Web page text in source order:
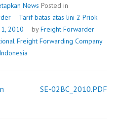
LINI
2
PRIOK
DITETAPKAN
News Posted in
Tarif batas atas lini 2 Priok
2010 byFreight Forwarder
Freight Forwarding Company
SE-02BC_2010.PDF